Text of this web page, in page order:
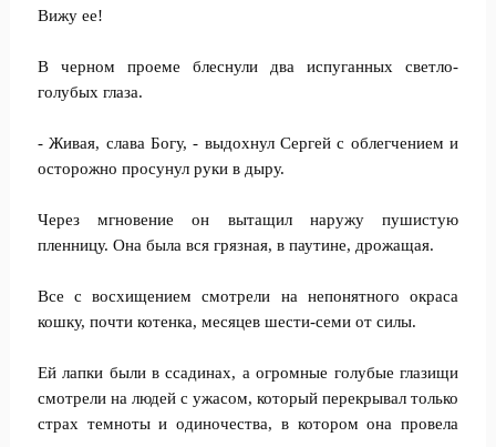
Вижу ее!
В черном проеме блеснули два испуганных светло-
голубых глаза.
- Живая, слава Богу, - выдохнул Сергей с облегчением и
осторожно просунул руки в дыру.
Через мгновение он вытащил наружу пушистую
пленницу. Она была вся грязная, в паутине, дрожащая.
Все с восхищением смотрели на непонятного окраса
кошку, почти котенка, месяцев шести-семи от силы.
Ей лапки были в ссадинах, а огромные голубые глазищи
смотрели на людей с ужасом, который перекрывал только
страх темноты и одиночества, в котором она провела